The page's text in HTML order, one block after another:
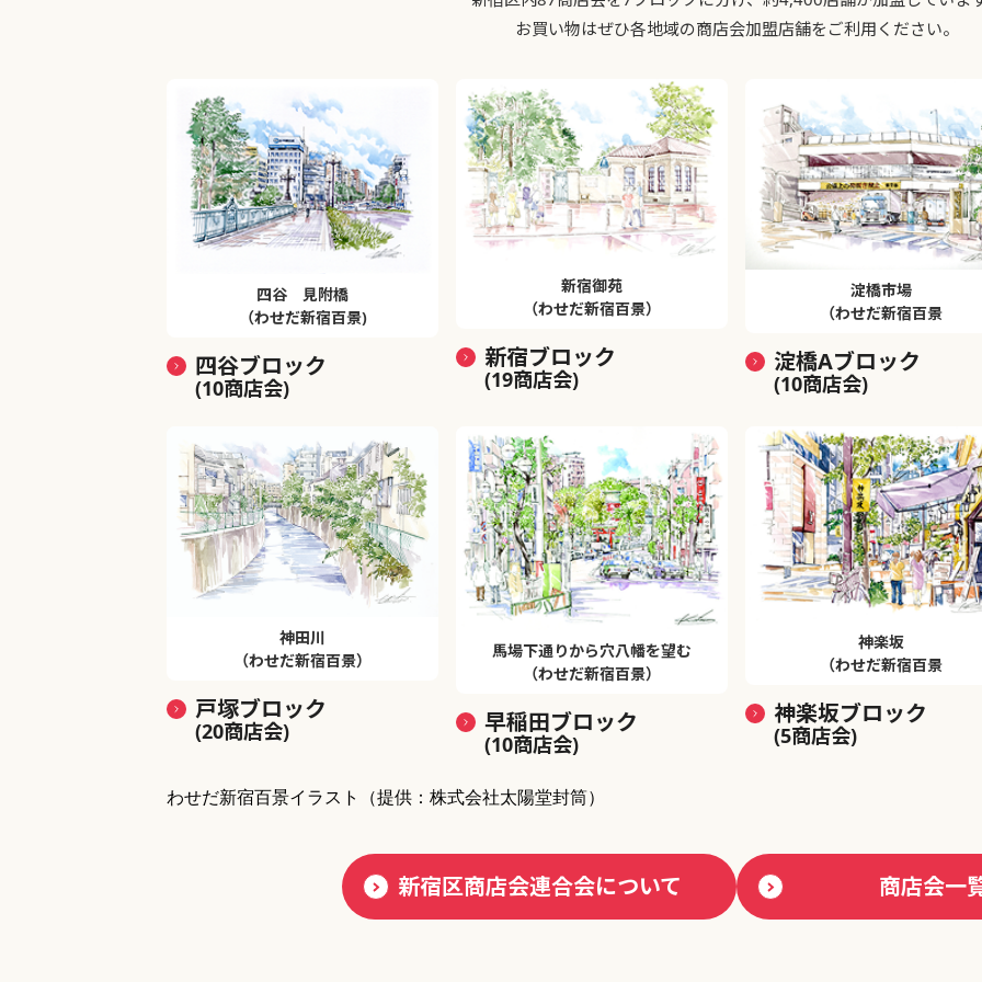
お買い物はぜひ各地域の商店会加盟店舗をご利用ください。
四谷 見附橋
（わせだ新宿百景)
四谷ブロック
(10商店会)
新宿御苑
（わせだ新宿百景）
新宿ブロック
(19商店会)
淀橋市場
（わせだ新宿百景
淀橋Aブロック
(10商店会)
神田川
（わせだ新宿百景）
戸塚ブロック
(20商店会)
馬場下通りから穴八幡を望む
（わせだ新宿百景）
早稲田ブロック
(10商店会)
神楽坂
（わせだ新宿百景
神楽坂ブロック
(5商店会)
わせだ新宿百景イラスト （提供：株式会社太陽堂封筒）
新宿区商店会連合会について 商店会一